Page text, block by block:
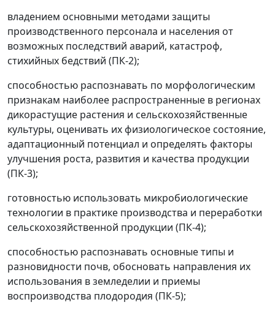
владением основными методами защиты
производственного персонала и населения от
возможных последствий аварий, катастроф,
стихийных бедствий (ПК-2);
способностью распознавать по морфологическим
признакам наиболее распространенные в регионах
дикорастущие растения и сельскохозяйственные
культуры, оценивать их физиологическое состояние,
адаптационный потенциал и определять факторы
улучшения роста, развития и качества продукции
(ПК-3);
готовностью использовать микробиологические
технологии в практике производства и переработки
сельскохозяйственной продукции (ПК-4);
способностью распознавать основные типы и
разновидности почв, обосновать направления их
использования в земледелии и приемы
воспроизводства плодородия (ПК-5);